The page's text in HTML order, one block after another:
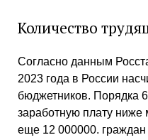
Количество
Согласно данным
2023 года в России
бюджетников. Порядка
заработную плату ниже
еще 12 000000.